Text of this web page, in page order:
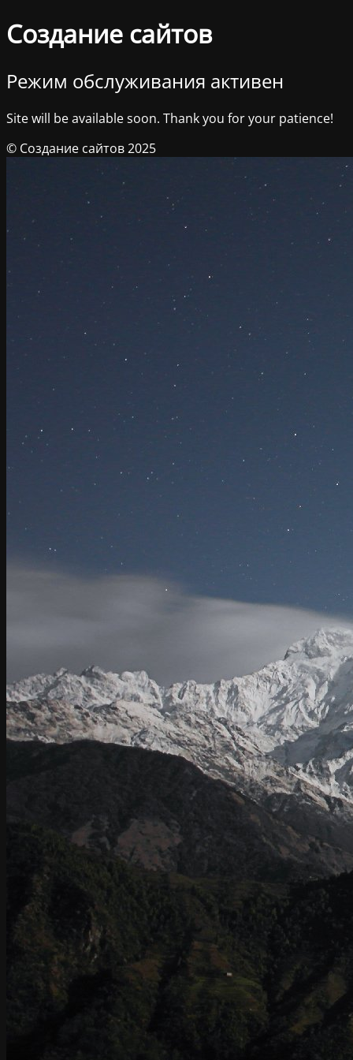
Создание сайтов
Режим обслуживания активен
Site will be available soon. Thank you for your patience!
© Создание сайтов 2025